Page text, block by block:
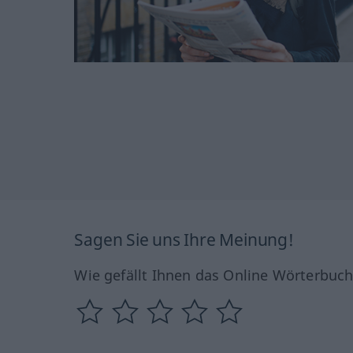
Sagen Sie uns Ihre Meinung!
Wie gefällt Ihnen das Online